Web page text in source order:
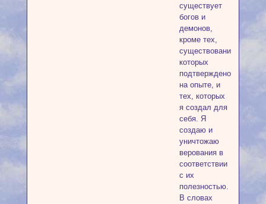
существует
богов и
демонов,
кроме тех,
существование
которых
подтверждено
на опыте, и
тех, которых
я создал для
себя. Я
создаю и
уничтожаю
верования в
соответствии
с их
полезностью.
В словах